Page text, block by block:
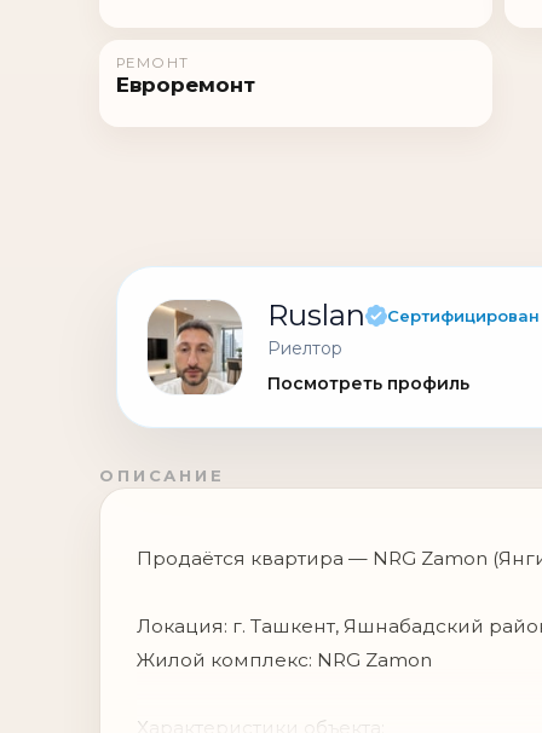
РЕМОНТ
Евроремонт
Ruslan Сертифицирован
Риелтор
Посмотреть профиль
ОПИСАНИЕ
Продаётся квартира — NRG Zamon
Локация: г. Ташкент, Яшнабадский
Жилой комплекс: NRG Zamon
Характеристики объекта: